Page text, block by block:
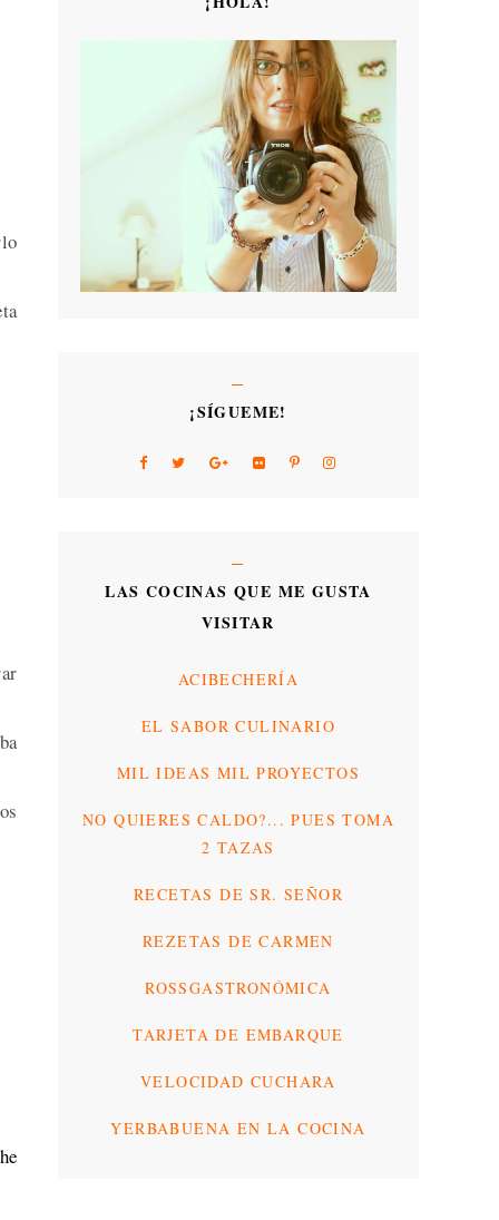
¡SÍGUEME!
LAS COCINAS QUE ME GUSTA
VISITAR
ACIBECHERÍA
EL SABOR CULINARIO
MIL IDEAS MIL PROYECTOS
NO QUIERES CALDO?... PUES TOMA
2 TAZAS
RECETAS DE SR. SEÑOR
REZETAS DE CARMEN
ROSSGASTRONÓMICA
TARJETA DE EMBARQUE
VELOCIDAD CUCHARA
YERBABUENA EN LA COCINA